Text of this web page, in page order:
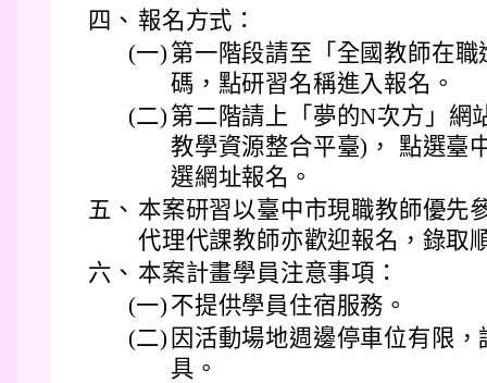
四、 報名方式：
(一) 第一階段請至「全國教師在
碼，點研習名稱進入報名。
(二) 第二階請上「夢的N次方」網
教學資源整合平臺)， 點選臺
選網址報名。
五、 本案研習以臺中市現職教師優先
代理代課教師亦歡迎報名，錄取
六、 本案計畫學員注意事項：
(一) 不提供學員住宿服務。
(二) 因活動場地週邊停車位有限
具。